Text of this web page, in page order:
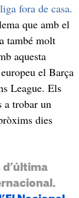
fora de casa.
que amb el
també molt
aquesta
el Barça
League. Els
a trobar un
dies
d’última